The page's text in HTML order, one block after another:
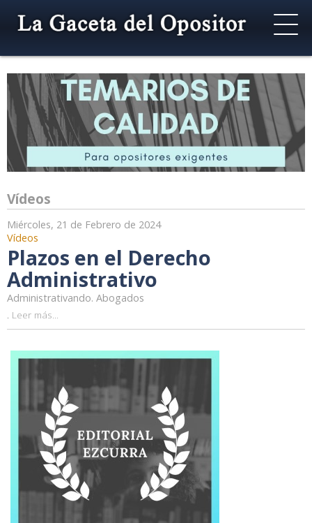
Vídeos
Miércoles, 21 de Febrero de 2024
Vídeos
Plazos en el Derecho
Administrativo
Administrativando. Abogados
. Leer más...